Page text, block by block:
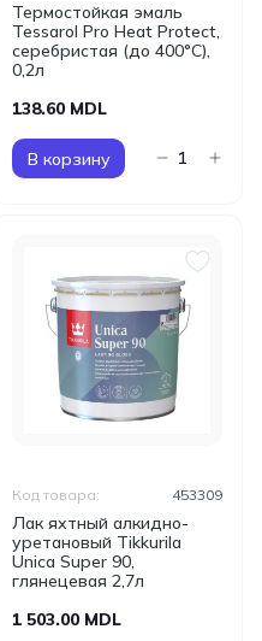
Термостойкая эмаль
Tessarol Pro Heat Protect,
серебристая (до 400°C),
0,2л
138.60 MDL
В корзину
Лак яхтный алкидно-
уретановый Tikkurila
Unica Super 90,
глянецевая 2,7л
Код товара: 453309
1 503.00 MDL